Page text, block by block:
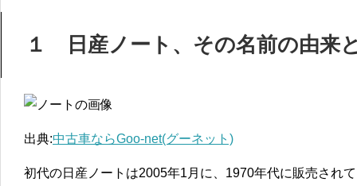
１ 日産ノート、その名前の由来
出典:中古車ならGoo-net(グーネット)
初代の日産ノートは2005年1月に、1970年代に販売され